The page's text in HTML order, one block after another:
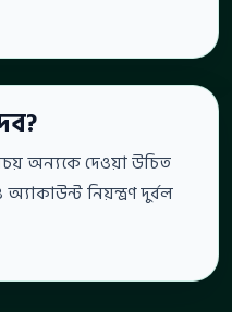
অন্যকে দেওয়া উচিত
নিয়ন্ত্রণ দুর্বল